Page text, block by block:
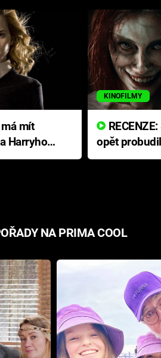
mít
Harryho
KINOFILMY
opět
přichází s
NA PRIMA COOL